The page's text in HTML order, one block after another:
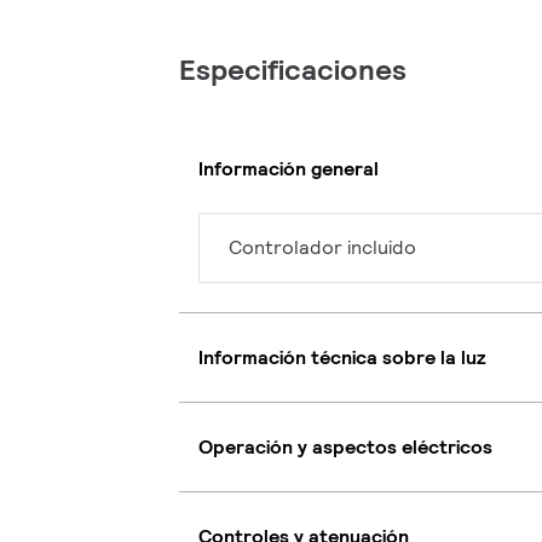
Especificaciones
Información general
Controlador incluido
Información técnica sobre la luz
Operación y aspectos eléctricos
Controles y atenuación